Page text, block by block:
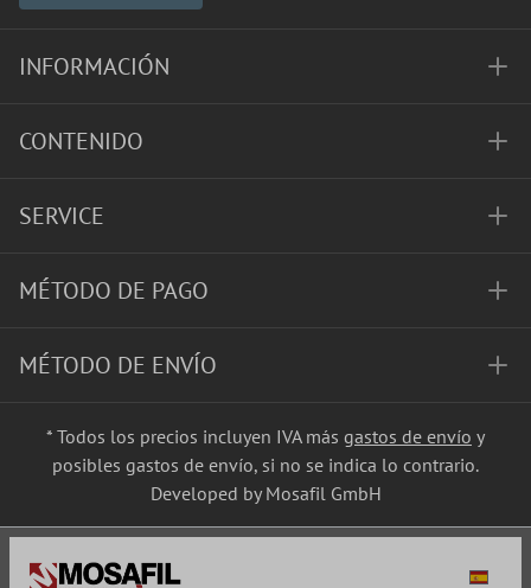
INFORMACIÓN
CONTENIDO
SERVICE
MÉTODO DE PAGO
MÉTODO DE ENVÍO
* Todos los precios incluyen IVA más gastos de envío y
posibles gastos de envío, si no se indica lo contrario.
Developed by Mosafil GmbH